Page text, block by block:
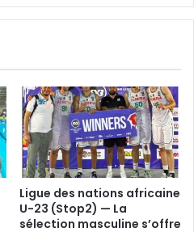
Ligue des nations africaine
U-23 (Stop2) — La
sélection masculine s’offre